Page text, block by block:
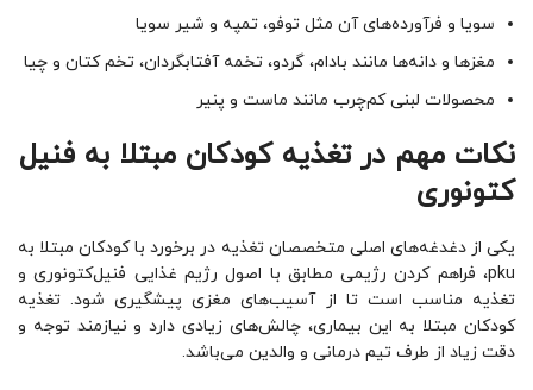
سویا و فرآورده‌های آن مثل توفو، تمپه و شیر سویا
مغزها و دانه‌ها مانند بادام، گردو، تخمه آفتابگردان، تخم کتان و چیا
محصولات لبنی کم‌چرب مانند ماست و پنیر
نکات مهم در تغذیه کودکان مبتلا به فنیل
کتونوری
یکی از دغدغه‌های اصلی متخصصان تغذیه در برخورد با کودکان مبتلا به
pku، فراهم کردن رژیمی مطابق با اصول رژیم غذایی فنیل‌کتونوری و
تغذیه مناسب است تا از آسیب‌های مغزی پیشگیری شود. تغذیه
کودکان مبتلا به این بیماری، چالش‌های زیادی دارد و نیازمند توجه و
دقت زیاد از طرف تیم درمانی و والدین می‌باشد.